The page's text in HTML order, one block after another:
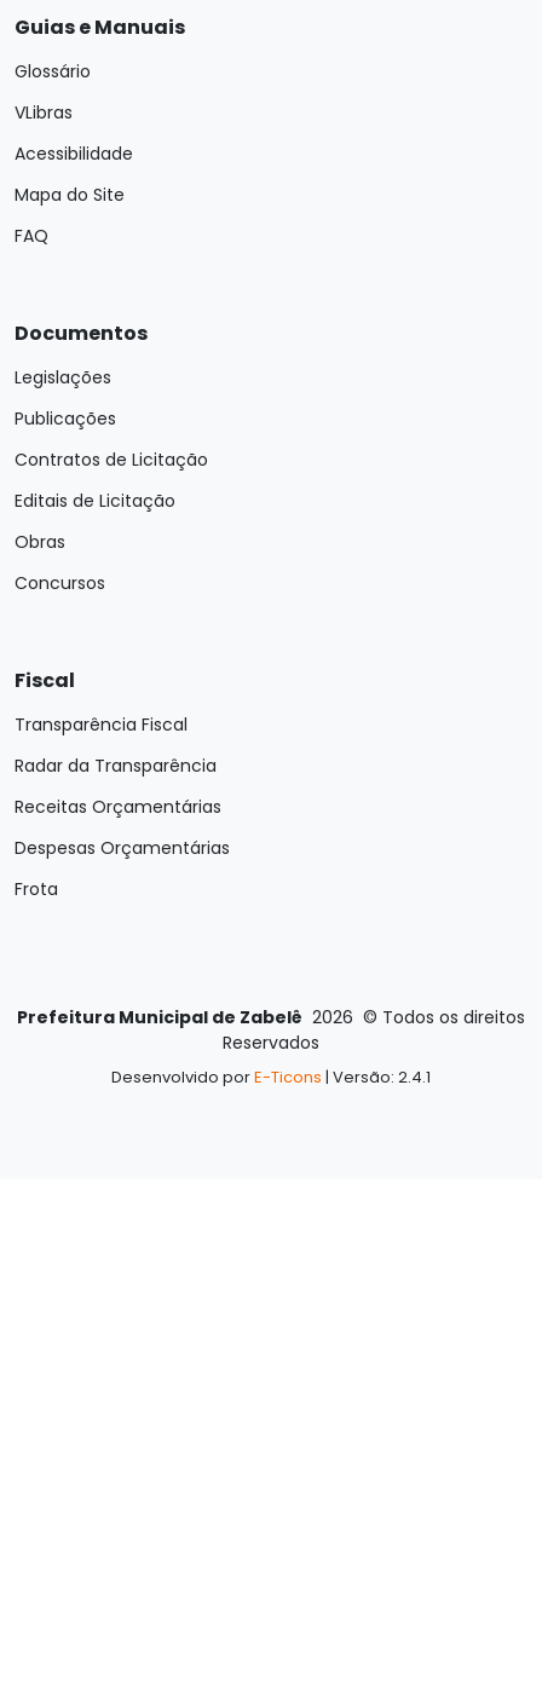
Guias e Manuais
Glossário
VLibras
Acessibilidade
Mapa do Site
FAQ
Documentos
Legislações
Publicações
Contratos de Licitação
Editais de Licitação
Obras
Concursos
Fiscal
Transparência Fiscal
Radar da Transparência
Receitas Orçamentárias
Despesas Orçamentárias
Frota
Prefeitura Municipal de Zabelê 2026 © Todos os direitos
Reservados
Desenvolvido porE-Ticons | Versão: 2.4.1